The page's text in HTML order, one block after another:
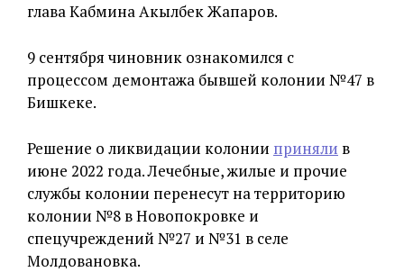
глава Кабмина Акылбек Жапаров.
9 сентября чиновник ознакомился с
процессом демонтажа бывшей колонии №47 в
Бишкеке.
Решение о ликвидации колонии приняли в
июне 2022 года. Лечебные, жилые и прочие
службы колонии перенесут на территорию
колонии №8 в Новопокровке и
спецучреждений №27 и №31 в селе
Молдовановка.